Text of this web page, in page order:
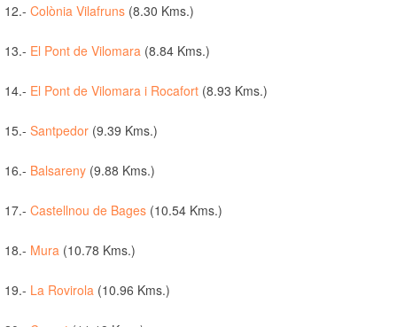
12.- Colònia Vilafruns (8.30 Kms.)
13.- El Pont de Vilomara (8.84 Kms.)
14.- El Pont de Vilomara i Rocafort (8.93 Kms.)
15.- Santpedor (9.39 Kms.)
16.- Balsareny (9.88 Kms.)
17.- Castellnou de Bages (10.54 Kms.)
18.- Mura (10.78 Kms.)
19.- La Rovirola (10.96 Kms.)